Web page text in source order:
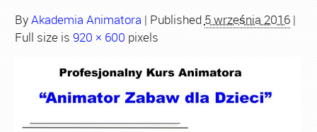
ByAkademia Animatora | Published 5 września 2016|
Full size is 920 × 600 pixels